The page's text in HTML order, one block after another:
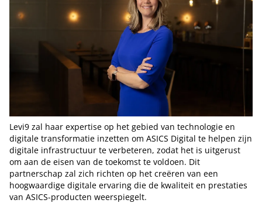
Levi9 zal haar expertise op het gebied van technologie en
digitale transformatie inzetten om ASICS Digital te helpen zijn
digitale infrastructuur te verbeteren, zodat het is uitgerust
om aan de eisen van de toekomst te voldoen. Dit
partnerschap zal zich richten op het creëren van een
hoogwaardige digitale ervaring die de kwaliteit en prestaties
van ASICS-producten weerspiegelt.